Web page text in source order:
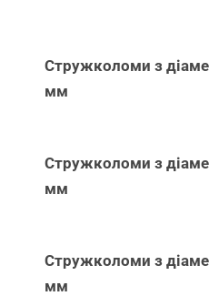
Стружколоми з
мм
Стружколоми з
мм
Стружколоми з
мм